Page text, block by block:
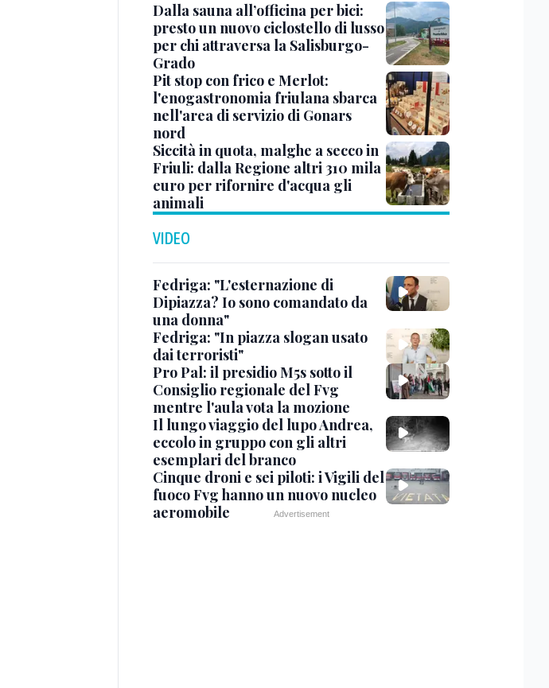
Dalla sauna all’officina per bici:
presto un nuovo ciclostello di lusso
per chi attraversa la Salisburgo-
Grado
Pit stop con frico e Merlot:
l'enogastronomia friulana sbarca
nell'area di servizio di Gonars
nord
Siccità in quota, malghe a secco in
Friuli: dalla Regione altri 310 mila
euro per rifornire d'acqua gli
animali
VIDEO
Fedriga: "L'esternazione di
Dipiazza? Io sono comandato da
una donna"
Fedriga: "In piazza slogan usato
dai terroristi"
Pro Pal: il presidio M5s sotto il
Consiglio regionale del Fvg
mentre l'aula vota la mozione
Il lungo viaggio del lupo Andrea,
eccolo in gruppo con gli altri
esemplari del branco
Cinque droni e sei piloti: i Vigili del
fuoco Fvg hanno un nuovo nucleo
aeromobile